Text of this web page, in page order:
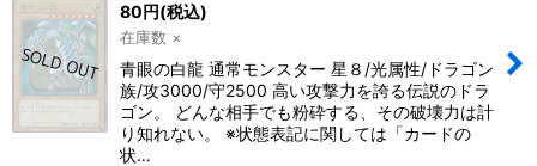
並び順:
80円(税込)
在庫数 ×
青眼の白龍 通常モンスター 星８/光属性/ドラゴン
族/攻3000/守2500 高い攻撃力を誇る伝説のドラ
ゴン。 どんな相手でも粉砕する、その破壊力は計
り知れない。 ※状態表記に関しては「カードの
状…